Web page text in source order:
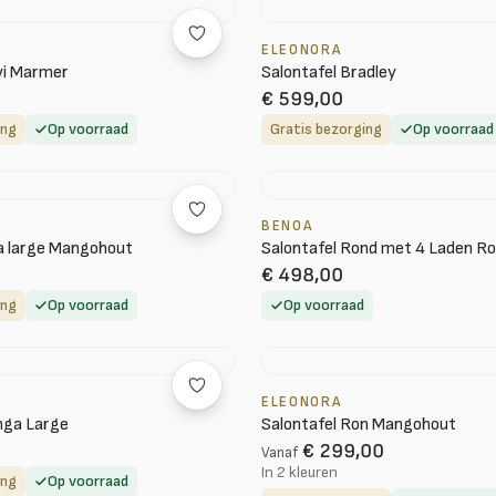
Marmer
Op voorraad
ELEONORA
Salontafel Bradley
€ 599,00
Gratis bezorging Op voorraad
large Mangohout
Op voorraad
BENOA
Salontafel Rond met 4 Laden
€ 498,00
Op voorraad
Large
Op voorraad
ELEONORA
Salontafel Ron Mangohout
Vanaf € 299,00
In 2 kleuren